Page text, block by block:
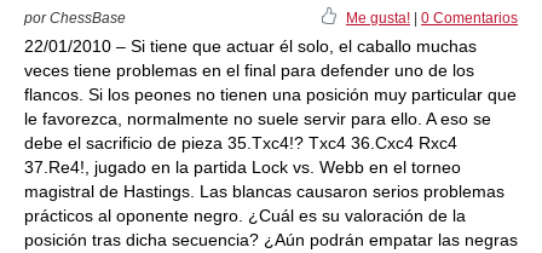
por ChessBase Me gusta! 0 Comentarios
22/01/2010 – Si tiene que actuar él solo, el caballo muchas
veces tiene problemas en el final para defender uno de los
flancos. Si los peones no tienen una posición muy particular que
le favorezca, normalmente no suele servir para ello. A eso se
debe el sacrificio de pieza 35.Txc4!? Txc4 36.Cxc4 Rxc4
37.Re4!, jugado en la partida Lock vs. Webb en el torneo
magistral de Hastings. Las blancas causaron serios problemas
prácticos al oponente negro. ¿Cuál es su valoración de la
posición tras dicha secuencia? ¿Aún podrán empatar las negras